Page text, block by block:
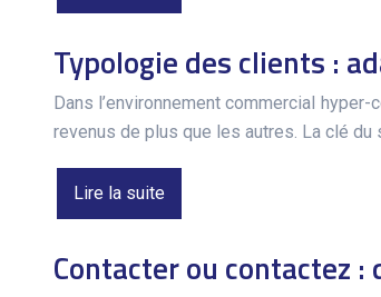
Typologie des clients :
Dans l’environnement commercial
revenus de plus que les autres. La clé
Lire la suite
Contacter ou contactez